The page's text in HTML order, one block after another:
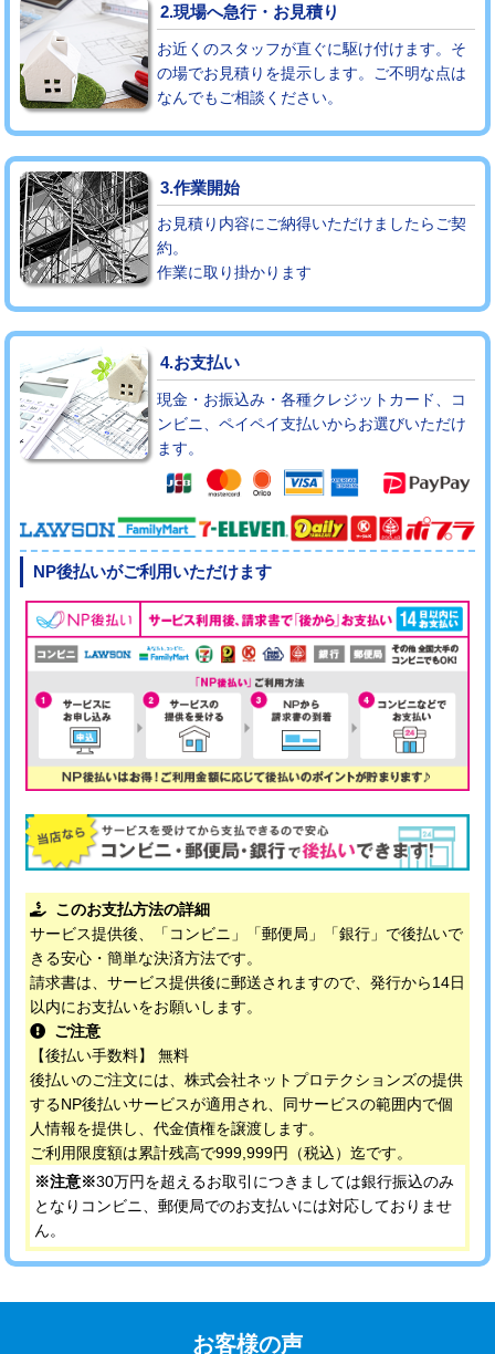
廃棄・処分 現場見積
※給水管工事は20mmまでの価格です。
2.現場へ急行・お見積り
お近くのスタッフが直ぐに駆け付けます。そ
の場でお見積りを提示します。ご不明な点は
なんでもご相談ください。
3.作業開始
お見積り内容にご納得いただけましたらご契
約。
作業に取り掛かります
4.お支払い
現金・お振込み・各種クレジットカード、コ
ンビニ、ペイペイ支払いからお選びいただけ
ます。
NP後払いがご利用いただけます
このお支払方法の詳細
サービス提供後、「コンビニ」「郵便局」「銀行」で後払いで
きる安心・簡単な決済方法です。
請求書は、サービス提供後に郵送されますので、発行から14日
以内にお支払いをお願いします。
ご注意
【後払い手数料】 無料
後払いのご注文には、株式会社ネットプロテクションズの提供
するNP後払いサービスが適用され、同サービスの範囲内で個
人情報を提供し、代金債権を譲渡します。
ご利用限度額は累計残高で999,999円（税込）迄です。
※注意※30万円を超えるお取引につきましては銀行振込のみ
となりコンビニ、郵便局でのお支払いには対応しておりませ
ん。
お客様の声